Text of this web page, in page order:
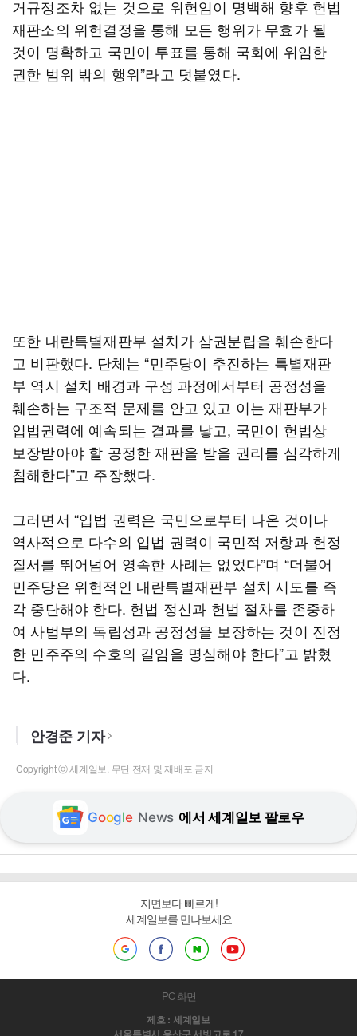
거규정조차 없는 것으로 위헌임이 명백해 향후 헌법
재판소의 위헌결정을 통해 모든 행위가 무효가 될
것이 명확하고 국민이 투표를 통해 국회에 위임한
권한 범위 밖의 행위”라고 덧붙였다.
또한 내란특별재판부 설치가 삼권분립을 훼손한다
고 비판했다. 단체는 “민주당이 추진하는 특별재판
부 역시 설치 배경과 구성 과정에서부터 공정성을
훼손하는 구조적 문제를 안고 있고 이는 재판부가
입법권력에 예속되는 결과를 낳고, 국민이 헌법상
보장받아야 할 공정한 재판을 받을 권리를 심각하게
침해한다”고 주장했다.
그러면서 “입법 권력은 국민으로부터 나온 것이나
역사적으로 다수의 입법 권력이 국민적 저항과 헌정
질서를 뛰어넘어 영속한 사례는 없었다”며 “더불어
민주당은 위헌적인 내란특별재판부 설치 시도를 즉
각 중단해야 한다. 헌법 정신과 헌법 절차를 존중하
여 사법부의 독립성과 공정성을 보장하는 것이 진정
한 민주주의 수호의 길임을 명심해야 한다”고 밝혔
다.
안경준 기자
Copyright ⓒ 세계일보. 무단 전재 및 재배포 금지
Google News 에서 세계일보 팔로우
지면보다 빠르게!
세계일보를 만나보세요
PC 화면
제호 : 세계일보